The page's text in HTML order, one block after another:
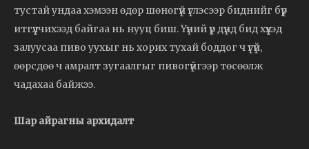
тустай ундаа хэмээн өдөр шөнөгүй үглэсээр биднийг бүр
итгүүлчихээд байгаа нь нууц биш. Үүний үр дүнд бид хүүхэд
залуусаа пиво уухыг нь хорих тухай боддог ч үгүй,
өөрсдөө ч амралт зугаалгыг пивогүйгээр төсөөлж
чадахаа байжээ.
Шар айрагны архидалт